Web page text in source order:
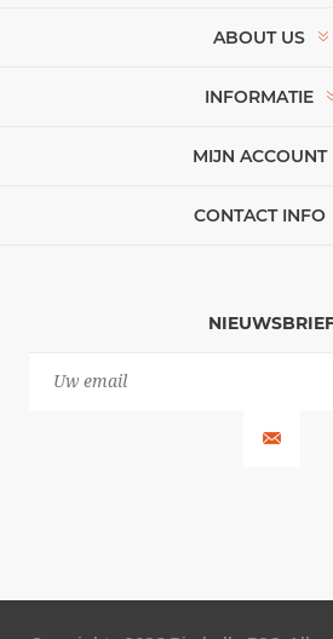
ABOUT US
INFORMATIE
MIJN ACCOUNT
CONTACT INFO